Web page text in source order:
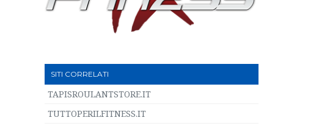
SITI CORRELATI
TAPISROULANTSTORE.IT
TUTTOPERILFITNESS.IT